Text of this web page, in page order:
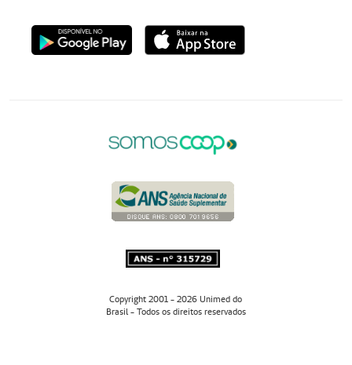
Copyright 2001 - 2026 Unimed do
Brasil - Todos os direitos reservados